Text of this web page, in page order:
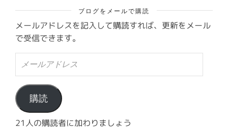
ブログをメールで購読
メールアドレスを記入して購読すれば、更新をメール
で受信できます。
ル
ア
ド
レ
ス
購読
21人の購読者に加わりましょう